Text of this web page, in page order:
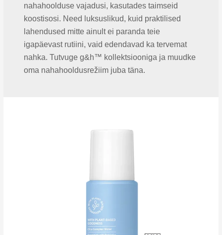
nahahoolduse vajadusi, kasutades taimseid
koostisosi. Need luksuslikud, kuid praktilised
lahendused mitte ainult ei paranda teie
igapäevast rutiini, vaid edendavad ka tervemat
nahka. Tutvuge g&h™ kollektsiooniga ja muudke
oma nahahooldusrežiim juba täna.